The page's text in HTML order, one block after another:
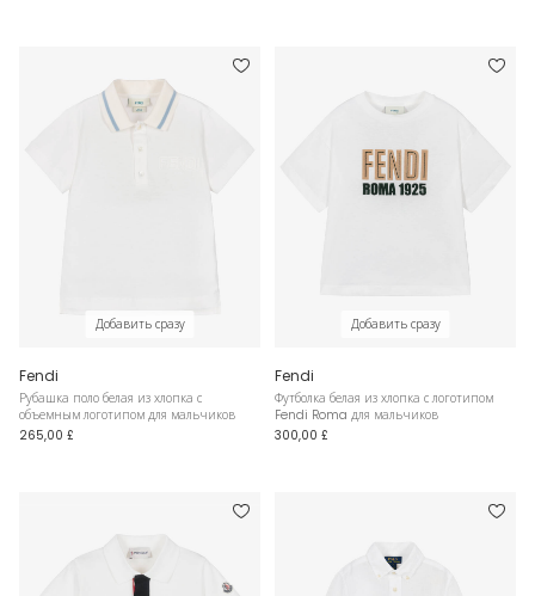
Добавить сразу
Fendi
Рубашка поло белая из хлопка с
объемным логотипом для мальчиков
265,00 £
Добавить сразу
Fendi
Футболка белая из хлопка с логотипом
Fendi Roma для мальчиков
300,00 £